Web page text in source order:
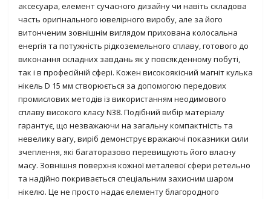
аксесуара, елемент сучасного дизайну чи навіть складова
часть оригінального ювелірного виробу, але за його
витонченим зовнішнім виглядом прихована колосальна
енергія та потужність рідкоземельного сплаву, готового до
виконання складних завдань як у повсякденному побуті,
так і в професійній сфері. Кожен високоякісний магніт кулька
нікель D 15 мм створюється за допомогою передових
промислових методів із використанням неодимового
сплаву високого класу N38. Подібний вибір матеріалу
гарантує, що незважаючи на загальну компактність та
невелику вагу, виріб демонструє вражаючі показники сили
зчеплення, які багаторазово перевищують його власну
масу. Зовнішня поверхня кожної металевої сфери ретельно
та надійно покривається спеціальним захисним шаром
нікелю. Це не просто надає елементу благородного